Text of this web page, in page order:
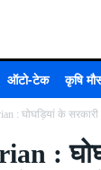
ऑटो-टेक कृषि
: घोघड़ियां के
: